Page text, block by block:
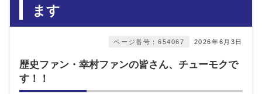
ます
2026年6月3日
ページ番号：654067
歴史ファン・幸村ファンの皆さん、チューモクで
す！！